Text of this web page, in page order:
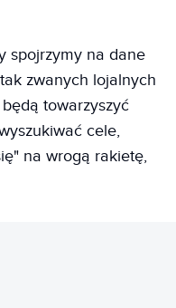
spojrzymy na dane
zwanych lojalnych
towarzyszyć
cele,
na wrogą rakietę,